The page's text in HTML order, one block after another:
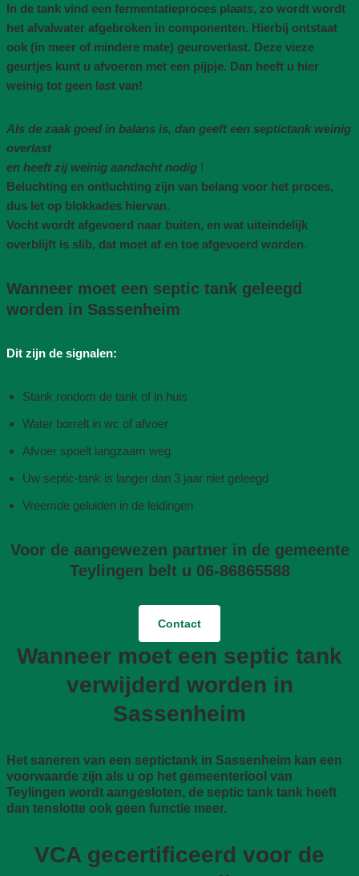
In de tank vind een fermentatieproces plaats, zo wordt wordt
het afvalwater afgebroken in componenten. Hierbij ontstaat
ook (in meer of mindere mate) geuroverlast. Deze vieze
geurtjes kunt u afvoeren met een pijpje. Dan heeft u hier
weinig tot geen last van!
Als de zaak goed in balans is, dan geeft een septictank weinig
overlast
en heeft zij weinig aandacht nodig !
Beluchting en ontluchting zijn van belang voor het proces,
dus let op blokkades hiervan.
Vocht wordt afgevoerd naar buiten, en wat uiteindelijk
overblijft is slib, dat moet af en toe afgevoerd worden.
Wanneer moet een septic tank geleegd
worden in Sassenheim
Dit zijn de signalen:
Stank rondom de tank of in huis
Water borrelt in wc of afvoer
Afvoer spoelt langzaam weg
Uw septic-tank is langer dan 3 jaar niet geleegd
Vreemde geluiden in de leidingen
Voor de aangewezen partner in de gemeente
Teylingen belt u 06-86865588
Contact
Wanneer moet een septic tank
verwijderd worden in
Sassenheim
Het saneren van een septictank in Sassenheim kan een
voorwaarde zijn als u op het gemeenteriool van
Teylingen wordt aangesloten, de septic tank tank heeft
dan tenslotte ook geen functie meer.
VCA gecertificeerd voor de